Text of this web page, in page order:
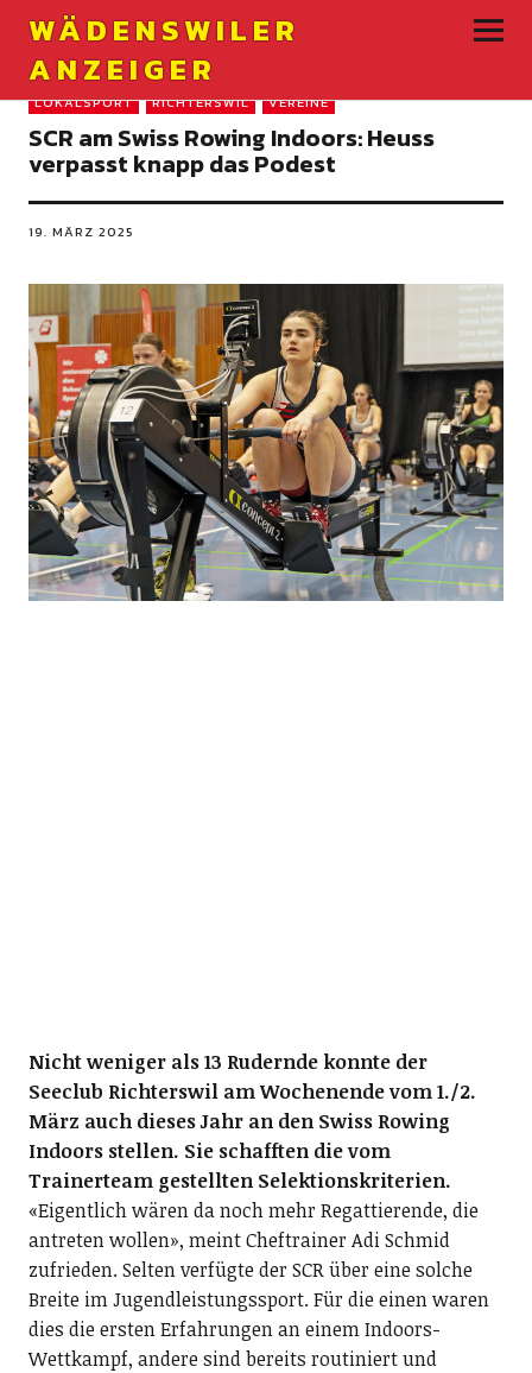
WÄDENSWILER
ANZEIGER
LOKALSPORT RICHTERSWIL VEREINE
SCR am Swiss Rowing Indoors: Heuss
verpasst knapp das Podest
19. MÄRZ 2025
Nicht weniger als 13 Rudernde konnte der
Seeclub Richterswil am Wochenende vom 1./2.
März auch dieses Jahr an den Swiss Rowing
Indoors stellen. Sie schafften die vom
Trainerteam gestellten Selektionskriterien.
«Eigentlich wären da noch mehr Regattierende, die
antreten wollen», meint Cheftrainer Adi Schmid
zufrieden. Selten verfügte der SCR über eine solche
Breite im Jugendleistungssport. Für die einen waren
dies die ersten Erfahrungen an einem Indoors-
Wettkampf, andere sind bereits routiniert und